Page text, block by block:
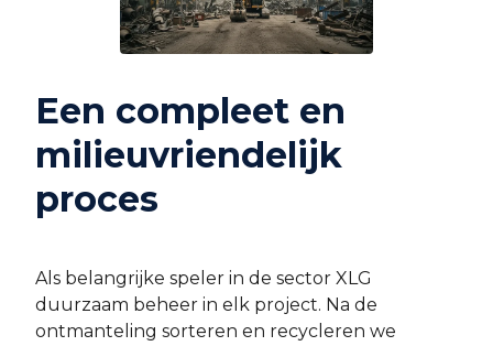
Een compleet en
milieuvriendelijk
proces
Als belangrijke speler in de sector XLG
duurzaam beheer in elk project. Na de
ontmanteling sorteren en recycleren we